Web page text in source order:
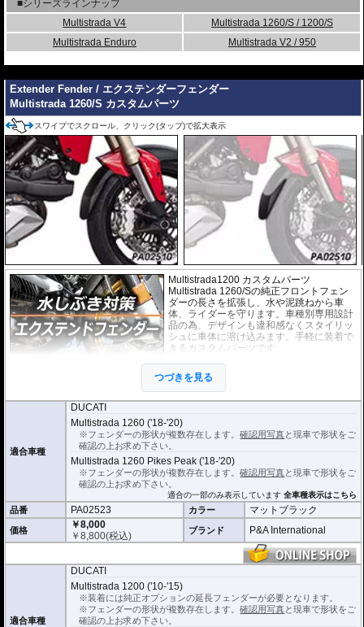
■シリーズラインナップ
Multistrada V4
Multistrada 1260/S / 1200/S
Multistrada Enduro
Multistrada V2 / 950
Extender Fender / エクステンダーフェンダー
Multistrada 1260/S カスタムパーツ
スワイプでスクロール、クリック(タップ)で拡大表示
Multistrada1200 カスタムパーツ
Multistrada 1260/Sの純正フロントフェン
ダーの長さを拡張し、水や泥跳ねから車
体、ライダーを守ります。車種別専用設計
品の為、デザインも違和感なくスタイリッ
シュに車体に溶け込みます。手軽に装着で
きるカスタムパーツです。
取付は付属の強力粘着シートを使い、簡単
に行えます。通常使用での脱落は心配あり
ませんが、取付作業の不備(洗浄、脱脂不十
分)等においてはこの限りではありません。ビスまたはトリムクリップが付属し
ているパッケージについてはこれらの使用を強く推奨いたします。使用されて
いない場合の脱落による保証は致しかねます。
どのような効果があるパーツですか？
Multistrada 1260/Sの純正フロントフェンダーの長さを拡張し、水や泥跳ねから
車体、ライダーを強力に守ります。
※写真はイメージです。車種により、フェンダーのデザインは多少異なりま
す。
つづきを見る
適合車種
DUCATI
Multistrada 1260 ('18-'20)
※フェンダーの形状が複数存在します。確認用写真 と現車で形状をご
確認の上お求め下さい。
Multistrada 1260 Pikes Peak ('18-'20)
※フェンダーの形状が複数存在します。確認用写真 と現車で形状をご
確認の上お求め下さい。
適合の一部のみ表示しています全車種表示はこちら
品番 PA02523 カラー マットブラック
価格
￥8,000
￥8,800(税込) ブランド P&A International
適合車種
DUCATI
Multistrada 1200 ('10-'15)
※装着には純正オプションの延長フェンダーが必要となります。
※フェンダーの形状が複数存在します。確認用写真 と現車で形状をご
確認の上お求め下さい。